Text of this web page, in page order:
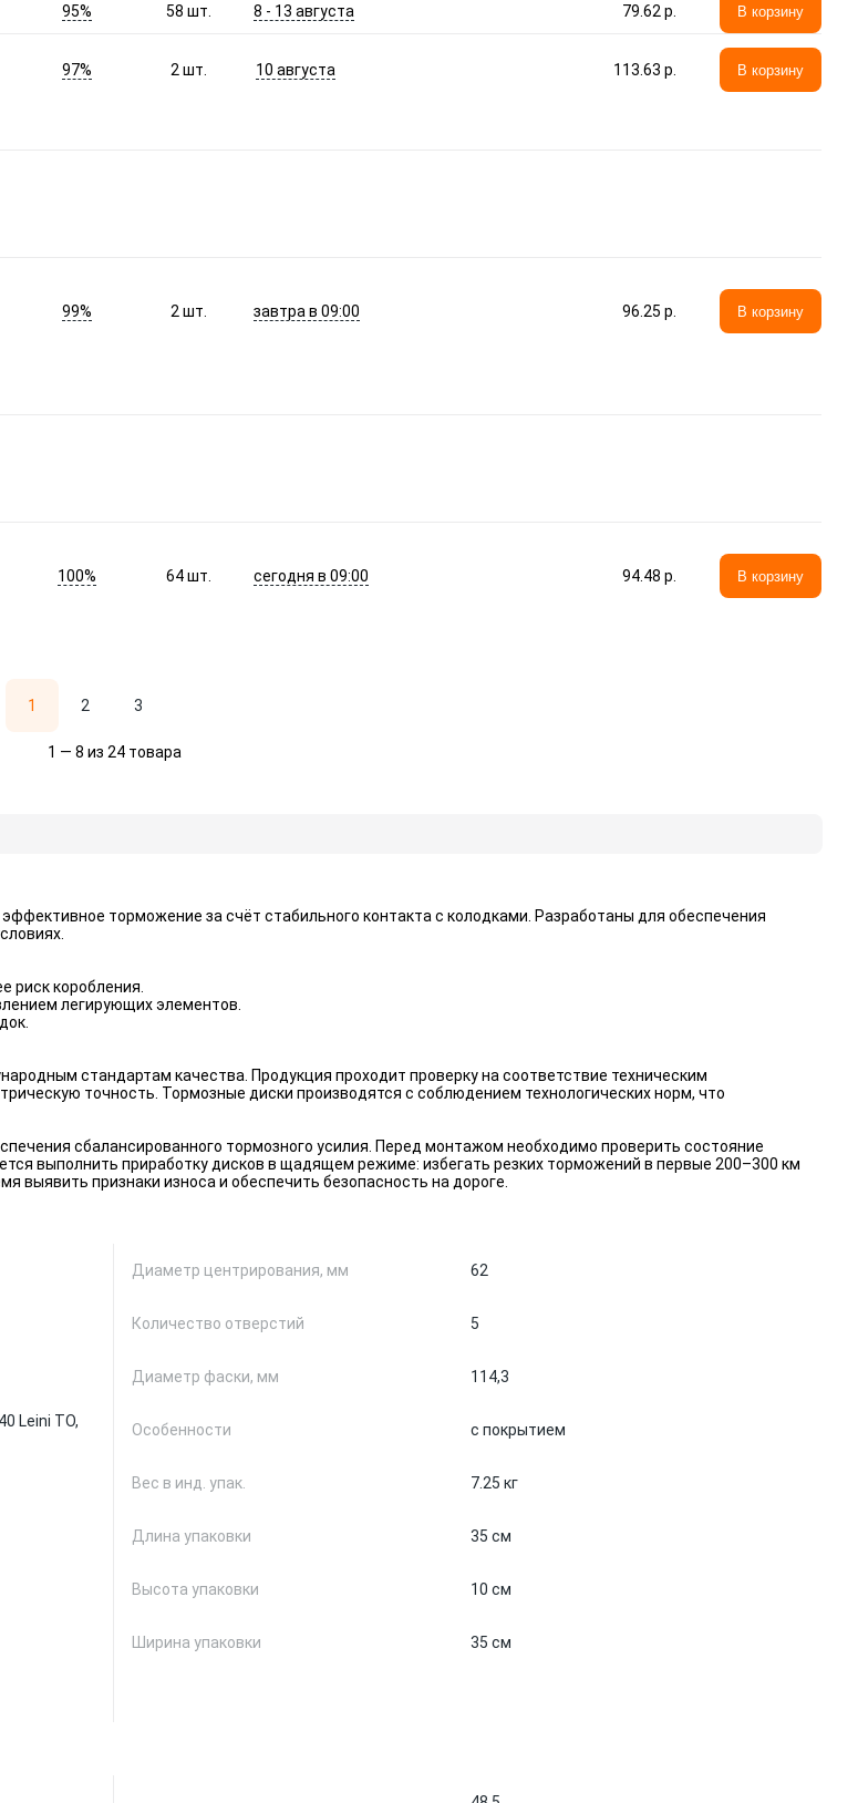
95% 58шт. 8 - 13 августа 79.62 p. В корзину
97% 2шт. 10 августа 113.63 p. В корзину
99% 2шт. завтра в 09:00 96.25 p. В корзину
100% 64шт. сегодня в 09:00 94.48 p. В корзину
1 2 3
1 — 8 из 24 товара
торможение за счёт стабильного контакта с колодками. Разработаны для обеспечения
риск коробления.
легирующих элементов.
стандартам качества. Продукция проходит проверку на соответствие техническим
точность. Тормозные диски производятся с соблюдением технологических норм, что
сбалансированного тормозного усилия. Перед монтажом необходимо проверить состояние
выполнить приработку дисков в щадящем режиме: избегать резких торможений в первые 200–300 км
выявить признаки износа и обеспечить безопасность на дороге.
Leini TO,
Диаметр центрирования, мм 62
Количество отверстий 5
Диаметр фаски, мм 114,3
Особенности с покрытием
Вес в инд. упак. 7.25 кг
Длина упаковки 35 см
Высота упаковки 10 см
Ширина упаковки 35 см